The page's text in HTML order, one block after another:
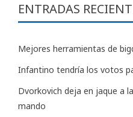
ENTRADAS
Mejores herramientas de
Infantino tendría los votos
Dvorkovich deja en jaque a
mando